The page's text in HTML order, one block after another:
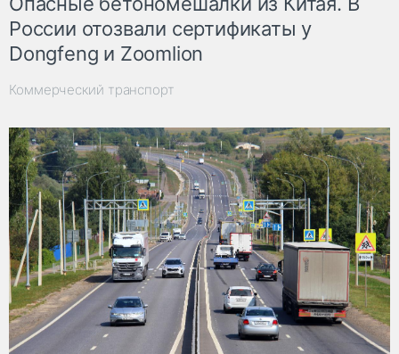
России отозвали сертификаты у
Dongfeng и Zoomlion
Коммерческий транспорт